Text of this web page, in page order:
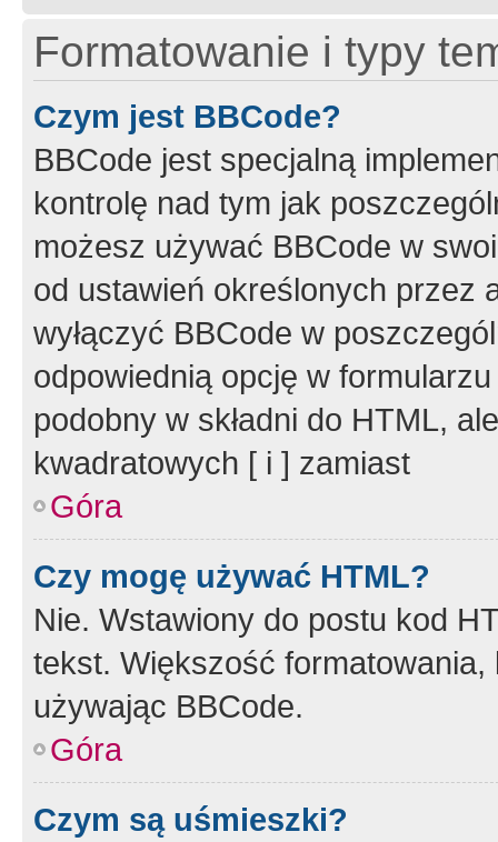
Formatowanie i typy
Czym jest BBCode?
BBCode jest specjalną
kontrolę nad tym jak
możesz używać BBCode w
od ustawień określonych przez
wyłączyć BBCode w
odpowiednią opcję w
podobny w składni do HTML,
kwadratowych [ i ] zamiast
Góra
Czy mogę używać HTML?
Nie. Wstawiony do postu kod
tekst. Większość
używając BBCode.
Góra
Czym są uśmieszki?